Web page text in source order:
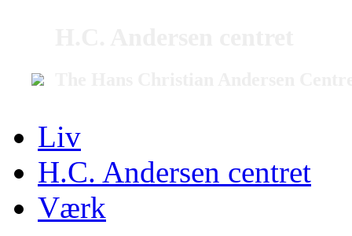
Liv
H.C. Andersen centret
Værk